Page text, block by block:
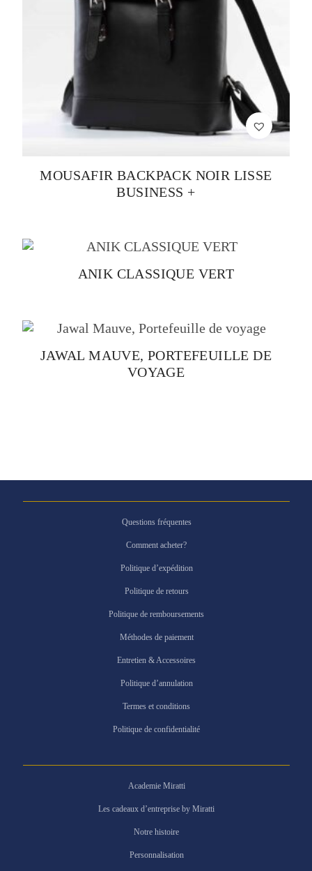
MOUSAFIR BACKPACK NOIR LISSE
BUSINESS +
ANIK CLASSIQUE VERT
JAWAL MAUVE, PORTEFEUILLE DE
VOYAGE
Questions fréquentes
Comment acheter?
Politique d’expédition
Politique de retours
Politique de remboursements
Méthodes de paiement
Entretien & Accessoires
Politique d’annulation
Termes et conditions
Politique de confidentialité
Academie Miratti
Les cadeaux d’entreprise by Miratti
Notre histoire
Personnalisation